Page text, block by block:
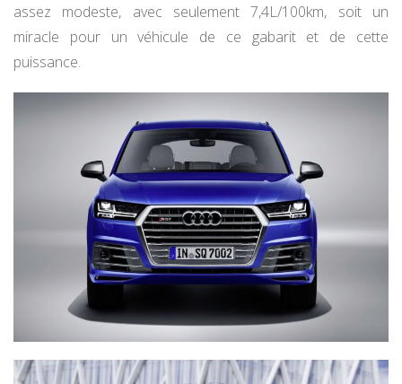
assez modeste, avec seulement 7,4L/100km, soit un
miracle pour un véhicule de ce gabarit et de cette
puissance.